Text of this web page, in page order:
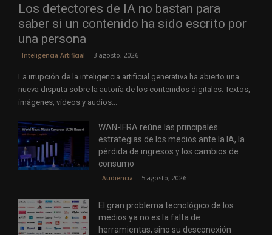
Los detectores de IA no bastan para
saber si un contenido ha sido escrito por
una persona
Inteligencia Artificial 3 agosto, 2026
La irrupción de la inteligencia artificial generativa ha abierto una
nueva disputa sobre la autoría de los contenidos digitales. Textos,
imágenes, vídeos y audios...
WAN-IFRA reúne las principales
estrategias de los medios ante la IA, la
pérdida de ingresos y los cambios de
consumo
Audiencia 5 agosto, 2026
El gran problema tecnológico de los
medios ya no es la falta de
herramientas, sino su desconexión